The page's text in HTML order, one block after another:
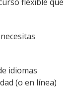
idiomas
(o en línea)